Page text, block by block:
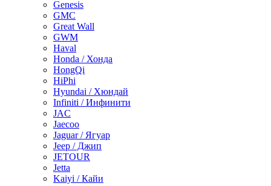
Genesis
GMC
Great Wall
GWM
Haval
Honda / Хонда
HongQi
HiPhi
Hyundai / Хюндай
Infiniti / Инфинити
JAC
Jaecoo
Jaguar / Ягуар
Jeep / Джип
JETOUR
Jetta
Kaiyi / Кайи